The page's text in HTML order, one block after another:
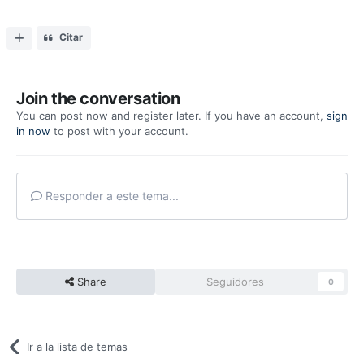
Citar
Join the conversation
You can post now and register later. If you have an account, sign
in now to post with your account.
Responder a este tema...
Share Seguidores 0
Ir a la lista de temas